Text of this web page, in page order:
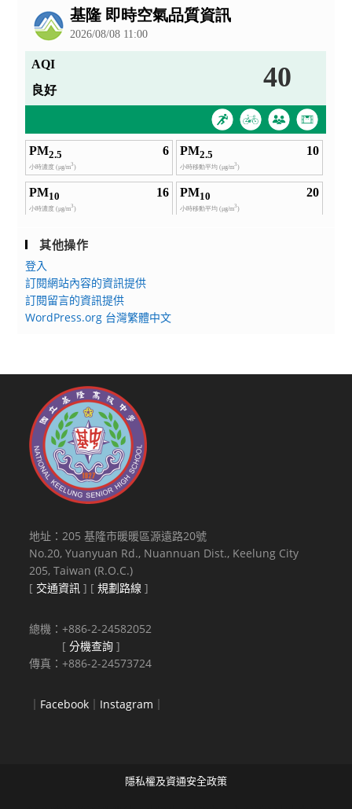
其他操作
登入
訂閱網站內容的資訊提供
訂閱留言的資訊提供
WordPress.org 台灣繁體中文
地址：205 基隆市暖暖區源遠路20號
No.20, Yuanyuan Rd., Nuannuan Dist., Keelung City
205, Taiwan (R.O.C.)
[ 交通資訊 ] [規劃路線 ]
總機：+886-2-24582052
[分機查詢 ]
傳真：+886-2-24573724
｜ Facebook ｜ Instagram ｜
隱私權及資通安全政策